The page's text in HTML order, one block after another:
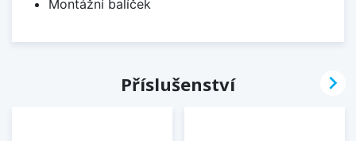
Montážní balíček
Příslušenství 